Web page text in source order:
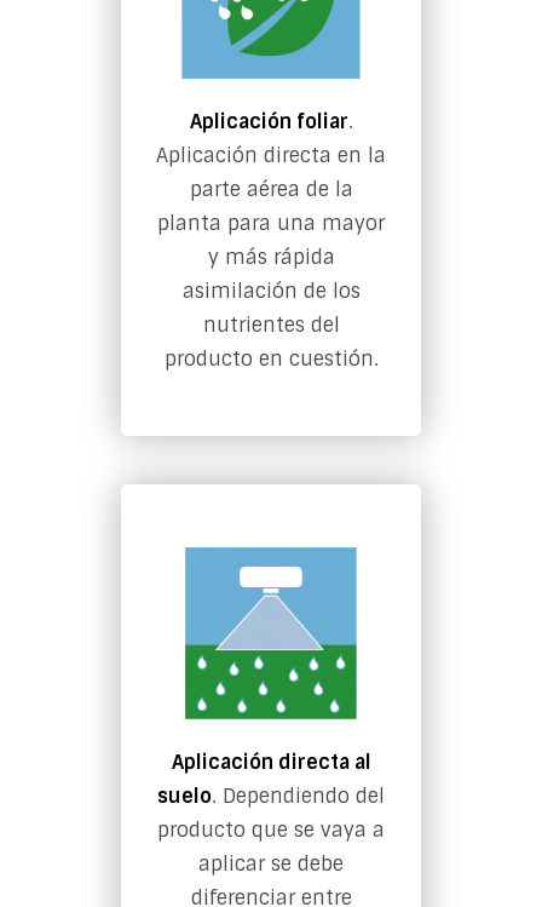
Aplicación foliar.
Aplicación directa en la
parte aérea de la
planta para una mayor
y más rápida
asimilación de los
nutrientes del
producto en cuestión.
Aplicación directa al
suelo. Dependiendo del
producto que se vaya a
aplicar se debe
diferenciar entre